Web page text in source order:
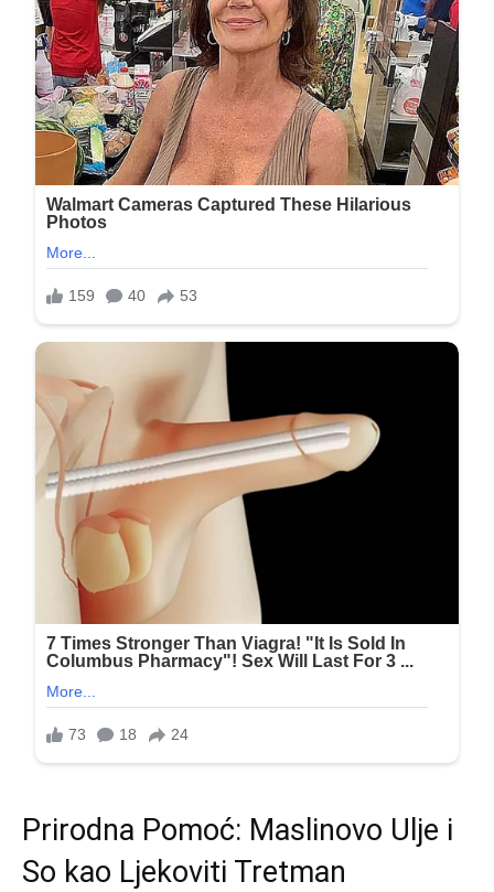
Prirodna Pomoć: Maslinovo Ulje i
So kao Ljekoviti Tretman